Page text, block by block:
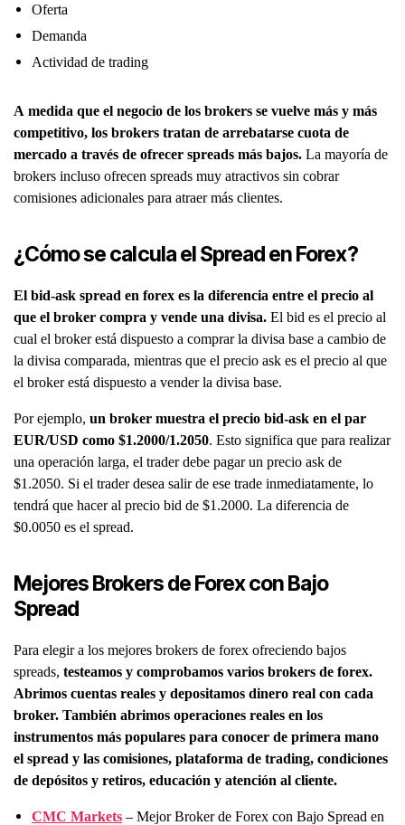
Oferta
Demanda
Actividad de trading
A medida que el negocio de los brokers se vuelve más y más
competitivo, los brokers tratan de arrebatarse cuota de
mercado a través de ofrecer spreads más bajos. La mayoría de
brokers incluso ofrecen spreads muy atractivos sin cobrar
comisiones adicionales para atraer más clientes.
¿Cómo se calcula el Spread en Forex?
El bid-ask spread en forex es la diferencia entre el precio al
que el broker compra y vende una divisa. El bid es el precio al
cual el broker está dispuesto a comprar la divisa base a cambio de
la divisa comparada, mientras que el precio ask es el precio al que
el broker está dispuesto a vender la divisa base.
Por ejemplo, un broker muestra el precio bid-ask en el par
EUR/USD como $1.2000/1.2050. Esto significa que para realizar
una operación larga, el trader debe pagar un precio ask de
$1.2050. Si el trader desea salir de ese trade inmediatamente, lo
tendrá que hacer al precio bid de $1.2000. La diferencia de
$0.0050 es el spread.
Mejores Brokers de Forex con Bajo
Spread
Para elegir a los mejores brokers de forex ofreciendo bajos
spreads, testeamos y comprobamos varios brokers de forex.
Abrimos cuentas reales y depositamos dinero real con cada
broker. También abrimos operaciones reales en los
instrumentos más populares para conocer de primera mano
el spread y las comisiones, plataforma de trading, condiciones
de depósitos y retiros, educación y atención al cliente.
CMC Markets – Mejor Broker de Forex con Bajo Spread en